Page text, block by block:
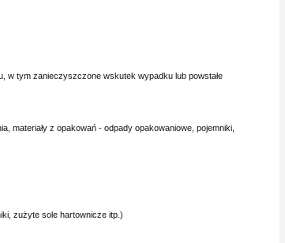
w tym zanieczyszczone wskutek wypadku lub powstałe
materiały z opakowań - odpady opakowaniowe, pojemniki,
zużyte sole hartownicze itp.)